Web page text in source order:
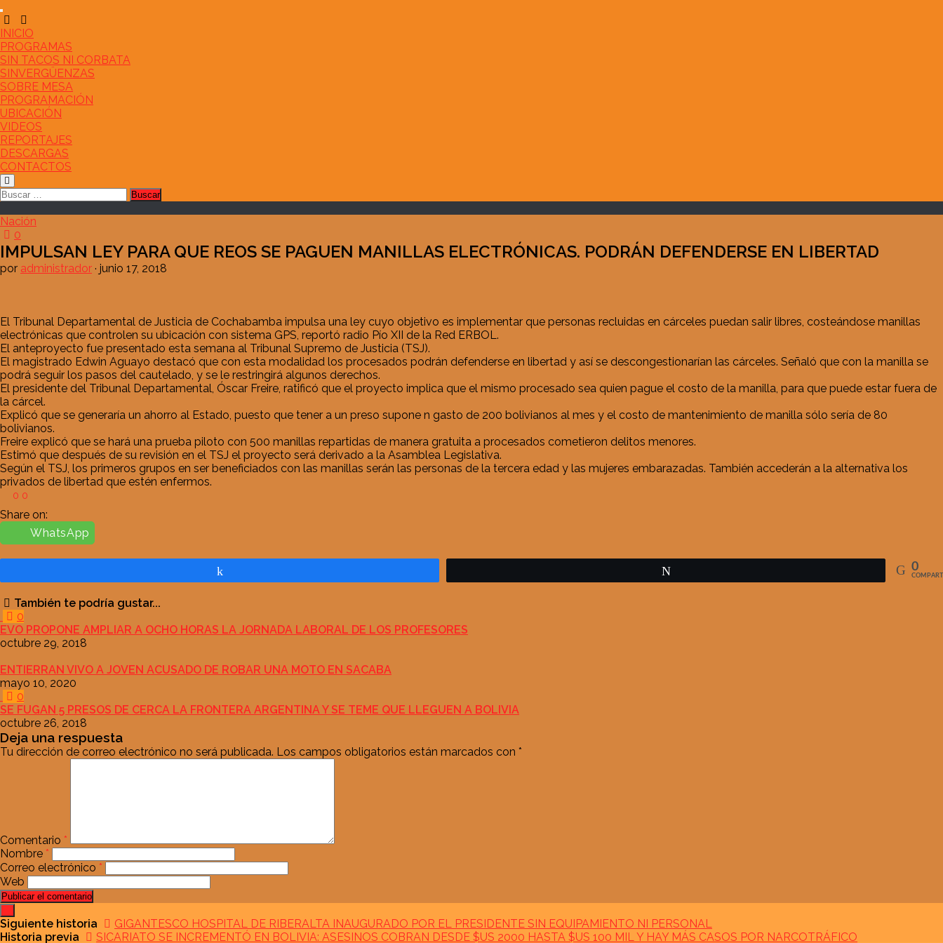
Saltar
al
contenido
INICIO
PROGRAMAS
SIN TACOS NI CORBATA
SINVERGÜENZAS
SOBRE MESA
PROGRAMACIÓN
UBICACIÓN
VIDEOS
REPORTAJES
DESCARGAS
CONTACTOS
Buscar:
Nación
0
IMPULSAN LEY PARA QUE REOS SE PAGUEN MANILLAS ELECTRÓNICAS. PODRÁN DEFENDERSE EN LIBERTAD
por administrador · junio 17, 2018
El Tribunal Departamental de Justicia de Cochabamba impulsa una ley cuyo objetivo es implementar que personas recluidas en cárceles puedan salir libres, costeándose manillas
electrónicas que controlen su ubicación con sistema GPS, reportó radio Pío XII de la Red ERBOL.
El anteproyecto fue presentado esta semana al Tribunal Supremo de Justicia (TSJ).
El magistrado Edwin Aguayo destacó que con esta modalidad los procesados podrán defenderse en libertad y así se descongestionarían las cárceles. Señaló que con la manilla se
podrá seguir los pasos del cautelado, y se le restringirá algunos derechos.
El presidente del Tribunal Departamental, Óscar Freire, ratificó que el proyecto implica que el mismo procesado sea quien pague el costo de la manilla, para que puede estar fuera de
la cárcel.
Explicó que se generaría un ahorro al Estado, puesto que tener a un preso supone n gasto de 200 bolivianos al mes y el costo de mantenimiento de manilla sólo sería de 80
bolivianos.
Freire explicó que se hará una prueba piloto con 500 manillas repartidas de manera gratuita a procesados cometieron delitos menores.
Estimó que después de su revisión en el TSJ el proyecto será derivado a la Asamblea Legislativa.
Según el TSJ, los primeros grupos en ser beneficiados con las manillas serán las personas de la tercera edad y las mujeres embarazadas. También accederán a la alternativa los
privados de libertad que estén enfermos.
0 0
Share on:
WhatsApp
0
También te podría gustar...
0
EVO PROPONE AMPLIAR A OCHO HORAS LA JORNADA LABORAL DE LOS PROFESORES
octubre 29, 2018
ENTIERRAN VIVO A JOVEN ACUSADO DE ROBAR UNA MOTO EN SACABA
mayo 10, 2020
0
SE FUGAN 5 PRESOS DE CERCA LA FRONTERA ARGENTINA Y SE TEME QUE LLEGUEN A BOLIVIA
octubre 26, 2018
Deja una respuesta
Tu dirección de correo electrónico no será publicada. Los campos obligatorios están marcados con *
Comentario *
Nombre *
Correo electrónico *
Web
Siguiente historia
GIGANTESCO HOSPITAL DE RIBERALTA INAUGURADO POR EL PRESIDENTE SIN EQUIPAMIENTO NI PERSONAL
Historia previa
SICARIATO SE INCREMENTÓ EN BOLIVIA: ASESINOS COBRAN DESDE $US 2000 HASTA $US 100 MIL Y HAY MÁS CASOS POR NARCOTRÁFICO